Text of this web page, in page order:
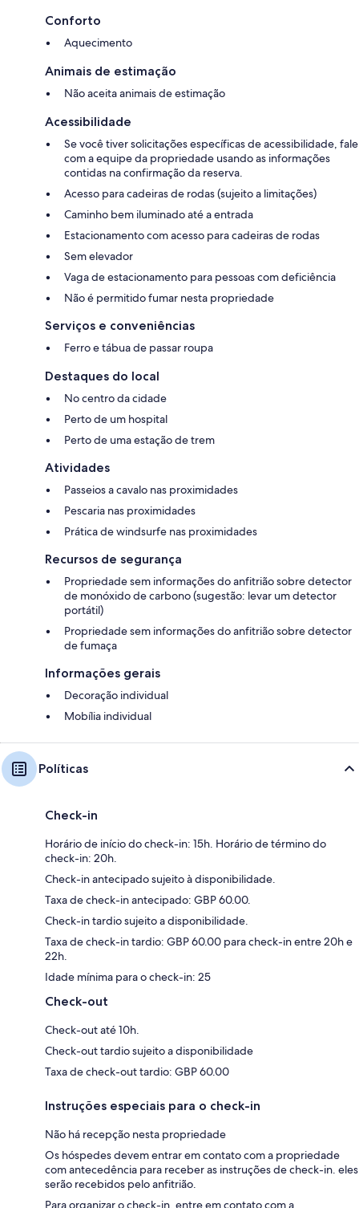
Conforto
Aquecimento
Animais de estimação
Não aceita animais de estimação
Acessibilidade
Se você tiver solicitações específicas de acessibilidade, fale
com a equipe da propriedade usando as informações
contidas na confirmação da reserva.
Acesso para cadeiras de rodas (sujeito a limitações)
Caminho bem iluminado até a entrada
Estacionamento com acesso para cadeiras de rodas
Sem elevador
Vaga de estacionamento para pessoas com deficiência
Não é permitido fumar nesta propriedade
Serviços e conveniências
Ferro e tábua de passar roupa
Destaques do local
No centro da cidade
Perto de um hospital
Perto de uma estação de trem
Atividades
Passeios a cavalo nas proximidades
Pescaria nas proximidades
Prática de windsurfe nas proximidades
Recursos de segurança
Propriedade sem informações do anfitrião sobre detector
de monóxido de carbono (sugestão: levar um detector
portátil)
Propriedade sem informações do anfitrião sobre detector
de fumaça
Informações gerais
Decoração individual
Mobília individual
Políticas
Check-in
Horário de início do check-in: 15h. Horário de término do
check-in: 20h.
Check-in antecipado sujeito à disponibilidade.
Taxa de check-in antecipado: GBP 60.00.
Check-in tardio sujeito a disponibilidade.
Taxa de check-in tardio: GBP 60.00 para check-in entre 20h e
22h.
Idade mínima para o check-in: 25
Check-out
Check-out até 10h.
Check-out tardio sujeito a disponibilidade
Taxa de check-out tardio: GBP 60.00
Instruções especiais para o check-in
Não há recepção nesta propriedade
Os hóspedes devem entrar em contato com a propriedade
com antecedência para receber as instruções de check-in. eles
serão recebidos pelo anfitrião.
Para organizar o check-in, entre em contato com a